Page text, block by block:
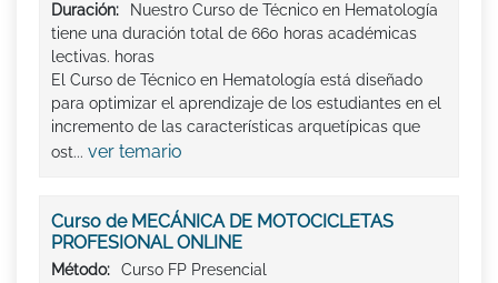
Duración:
Nuestro Curso de Técnico en Hematología
tiene una duración total de 660 horas académicas
lectivas. horas
El Curso de Técnico en Hematología está diseñado
para optimizar el aprendizaje de los estudiantes en el
incremento de las características arquetípicas que
ost... ver temario
Curso de MECÁNICA DE MOTOCICLETAS
PROFESIONAL ONLINE
Método:
Curso FP Presencial